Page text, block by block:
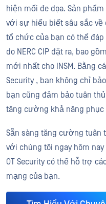
hiện mối đe dọa. Sản
với sự hiểu biết sâu sắc về
tổ chức của bạn có thể
do NERC CIP đặt ra, bao
mới nhất cho INSM. Bằng
Security , bạn không chỉ
bạn cũng đảm bảo tuân
tăng cường khả năng phục
Sẵn sàng tăng cường tuân
với chúng tôi ngay hôm
OT Security có thể hỗ trợ
mạng của bạn.